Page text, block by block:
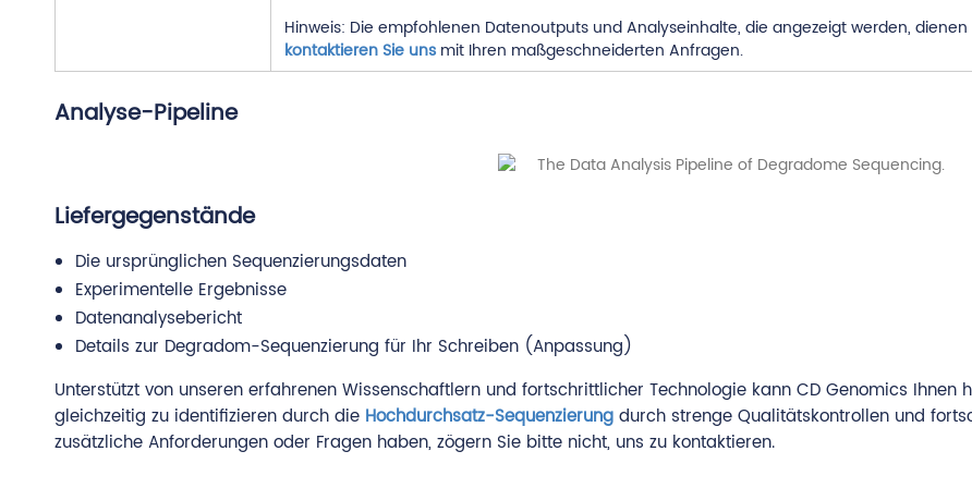
Hinweis: Die empfohlenen Datenoutputs und Analyseinhalte, die angezeigt werden,
kontaktieren Sie unsmit Ihren maßgeschneiderten Anfragen.
Analyse-Pipeline
Liefergegenstände
Die ursprünglichen Sequenzierungsdaten
Experimentelle Ergebnisse
Datenanalysebericht
Details zur Degradom-Sequenzierung für Ihr Schreiben (Anpassung)
Unterstützt von unseren erfahrenen Wissenschaftlern und fortschrittlicher Technologie kann CD Genomics Ihnen
gleichzeitig zu identifizieren durch die Hochdurchsatz-Sequenzierung durch strenge Qualitätskontrollen und
zusätzliche Anforderungen oder Fragen haben, zögern Sie bitte nicht, uns zu kontaktieren.